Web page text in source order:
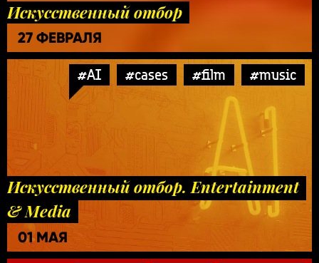
Искусственный отбор
27 ФЕВРАЛЯ
#AI #cases #film #music
Искусственный отбор. Entertainment
& Media
01 МАЯ